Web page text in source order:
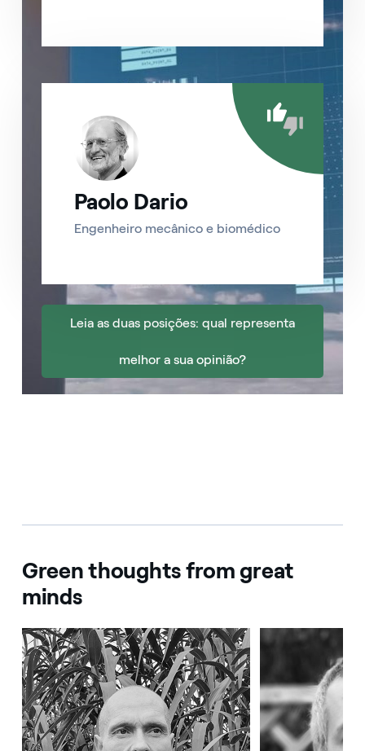
Paolo Dario
Engenheiro mecânico e biomédico
Leia as duas posições: qual representa
melhor a sua opinião?
Green thoughts from great
minds